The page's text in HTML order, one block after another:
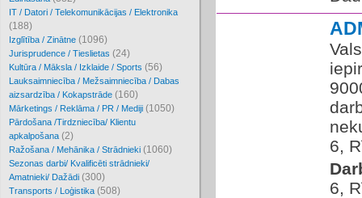
IT / Datori / Telekomunikācijas / Elektronika
(188)
Izglītība / Zinātne (1096)
Jurisprudence / Tieslietas (24)
Kultūra / Māksla / Izklaide / Sports (56)
Lauksaimniecība / Mežsaimniecība / Dabas
aizsardzība / Kokapstrāde (160)
Mārketings / Reklāma / PR / Mediji (1050)
Pārdošana /Tirdzniecība/ Klientu
apkalpošana (2)
Ražošana / Mehānika / Strādnieki (1060)
Sezonas darbi/ Kvalificēti strādnieki/
Amatnieki/ Dažādi (300)
Transports / Loģistika (508)
6,
6,